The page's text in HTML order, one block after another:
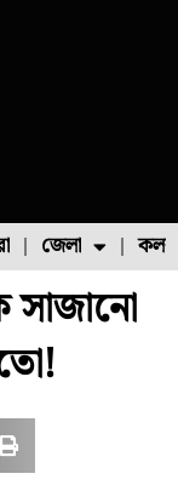
মাছ চাষ পোল্ট্রি চাষ
জেলা
উত্তর ২৪ পরগনা
সাজানো